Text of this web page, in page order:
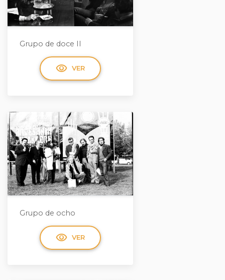
Grupo de doce II
visibility VER
Grupo de ocho
visibility VER